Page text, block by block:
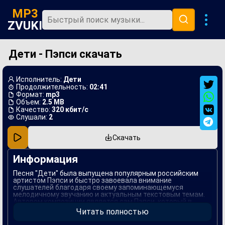
MP3
ZVUKI
Главная
Популярная
В машину
Музыка 80х
Ремиксы
Дети - Пэпси скачать
Исполнитель: Дети
Продолжительность: 02:41
Формат: mp3
Объем: 2.5 MB
Качество: 320 кбит/с
Слушали: 2
Скачать
Информация
Песня "Дети" была выпущена популярным российским
артистом Пэпси и быстро завоевала внимание
слушателей благодаря своему запоминающемуся
мелодичному звучанию и актуальным текстовым темам.
Автором композиции является сам Пэпси, который в
своих текстах часто затрагивает важные социальные
вопросы, обращая внимание на проблемы молодого
Читать полностью